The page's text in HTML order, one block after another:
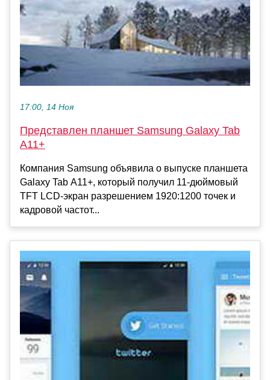
17:00, 14 Ноя
Представлен планшет Samsung Galaxy Tab
A11+
Компания Samsung объявила о выпуске планшета
Galaxy Tab A11+, который получил 11-дюймовый
TFT LCD-экран разрешением 1920:1200 точек и
кадровой частот...